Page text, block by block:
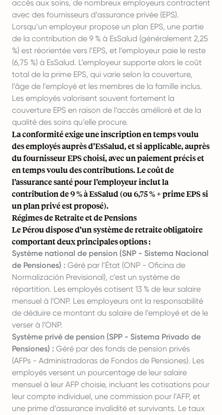
accès aux soins, de nombreux employeurs contractent
avec des fournisseurs d’assurance privée (EPS).
Lorsqu’un employeur propose un plan EPS, une partie
de la contribution de 9 % à EsSalud (généralement 2,25
%) est réorientée vers l’EPS, et l’employeur paie le reste
(6,75 %) à EsSalud. L’employeur supporte alors le coût
total de la prime EPS, qui varie selon la couverture,
l’âge de l’employé et les membres de la famille inclus.
Les employés valorisent souvent fortement la
couverture EPS en raison de l’accès amélioré et de la
qualité des soins qu’elle procure.
La conformité exige une inscription en temps voulu
des employés auprès d’EsSalud, et si applicable, auprès
du fournisseur EPS choisi, avec un paiement précis et
en temps voulu des contributions. Le coût de
l’assurance santé pour l’employeur inclut la
contribution de 9 % à EsSalud (ou 6,75 % + prime EPS si
un plan privé est proposé).
Régimes de Retraite et de Pensions
Le Pérou dispose d’un système de retraite obligatoire
comportant deux principales options :
Système national de pension (SNP - Sistema Nacional
de Pensiones) : Géré par l’État (ONP - Oficina de
Normalización Previsional), c’est un système de
répartition. Les employés cotisent 13 % de leur salaire
mensuel à l’ONP. Les employeurs ont la responsabilité
de déduire ce montant du salaire de l’employé et de le
verser à l’ONP.
Système privé de pension (SPP - Sistema Privado de
Pensiones) : Géré par des fonds de pension privés
(AFPs - Administradoras de Fondos de Pensiones). Les
employés versent un pourcentage de leur salaire
mensuel à leur AFP choisie, incluant les cotisations pour
leur compte individuel, une commission pour l’AFP, et
une prime d’assurance invalidité et survivants. Le taux